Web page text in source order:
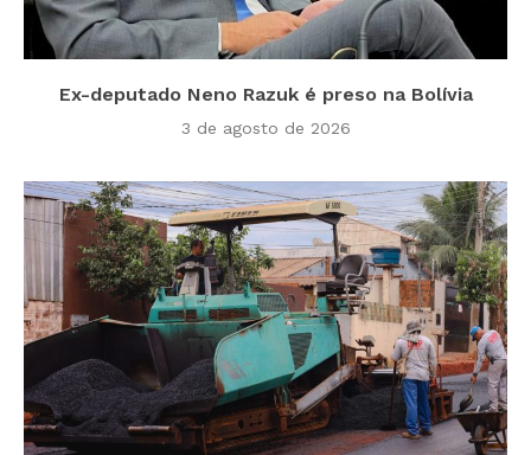
Ex-deputado Neno Razuk é preso na Bolívia
3 de agosto de 2026